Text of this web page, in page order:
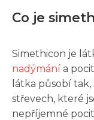
Co je
Simethicon je
nadýmání a
látka působí
střevech, které
nepříjemné